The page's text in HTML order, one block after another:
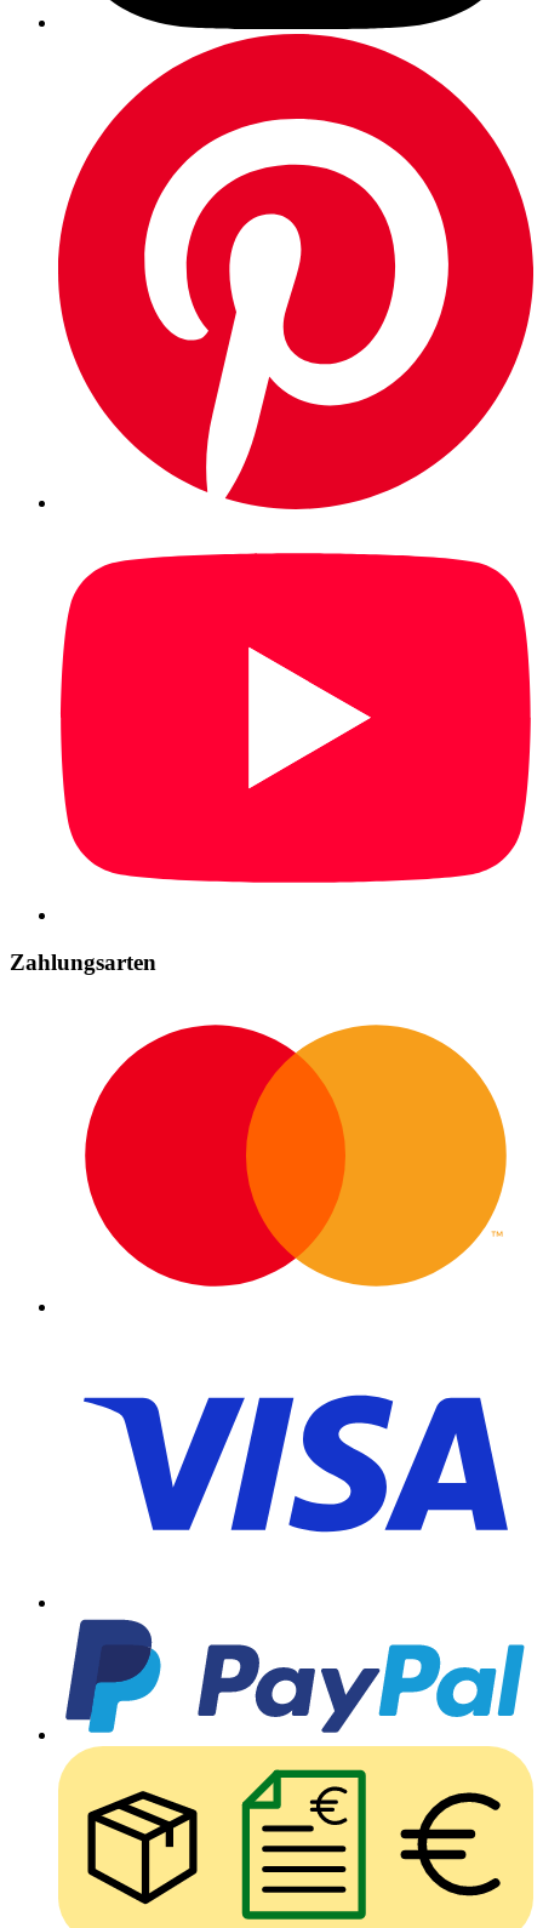
Zahlungsarten